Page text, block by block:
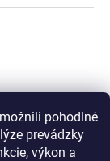
pohodlné
prevádzky
výkon a